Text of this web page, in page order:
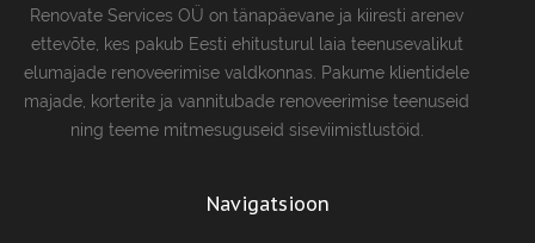
Renovate Services OÜ on tänapäevane ja kiiresti arenev
ettevõte, kes pakub Eesti ehitusturul laia teenusevalikut
elumajade renoveerimise valdkonnas. Pakume klientidele
majade, korterite ja vannitubade renoveerimise teenuseid
ning teeme mitmesuguseid siseviimistlustöid.
Navigatsioon